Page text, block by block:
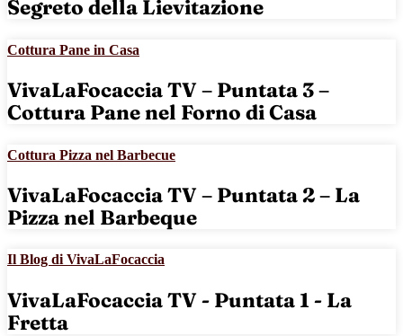
Segreto della Lievitazione
Cottura Pane in Casa
VivaLaFocaccia TV – Puntata 3 –
Cottura Pane nel Forno di Casa
Cottura Pizza nel Barbecue
VivaLaFocaccia TV – Puntata 2 – La
Pizza nel Barbeque
Il Blog di VivaLaFocaccia
VivaLaFocaccia TV - Puntata 1 - La
Fretta